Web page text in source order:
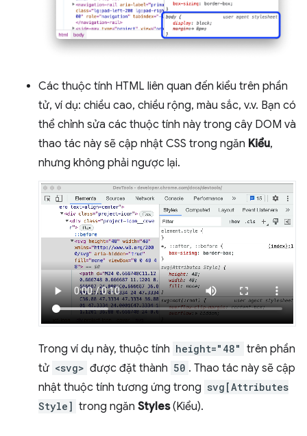
Các thuộc tính HTML liên quan đến kiểu trên phần
tử, ví dụ: chiều cao, chiều rộng, màu sắc, v.v. Bạn có
thể chỉnh sửa các thuộc tính này trong cây DOM và
thao tác này sẽ cập nhật CSS trong ngăn Kiểu,
nhưng không phải ngược lại.
Trong ví dụ này, thuộc tính height="48" trên phần
tử <svg> được đặt thành 50 . Thao tác này sẽ cập
nhật thuộc tính tương ứng trong svg[Attributes
Style] trong ngăn Styles(Kiểu).